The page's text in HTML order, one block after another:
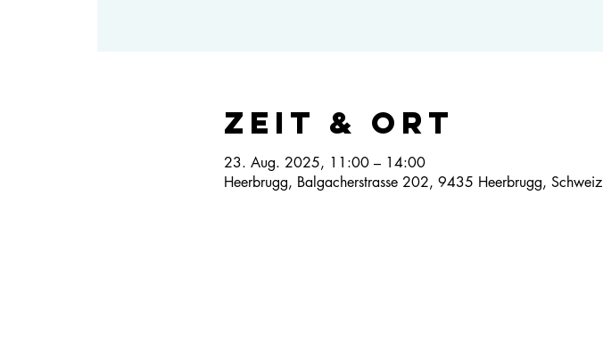
Zeit & Ort
23. Aug. 2025, 11:00 – 14:00
Heerbrugg, Balgacherstrasse 202, 9435 Heerbrugg, Schweiz